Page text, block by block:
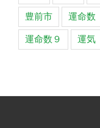
豊前市 運命数
運命数９ 運気